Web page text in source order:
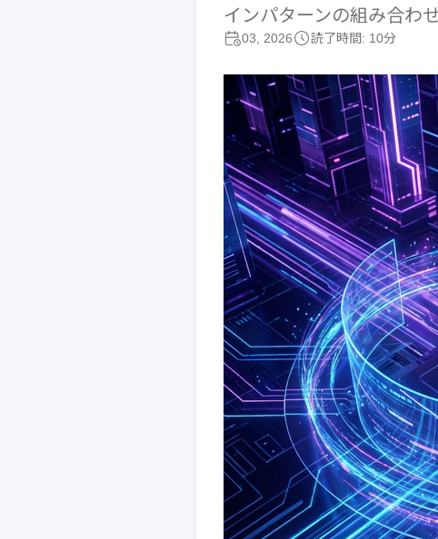
インパターンの組み合わ
03, 2026 読了時間: 10分